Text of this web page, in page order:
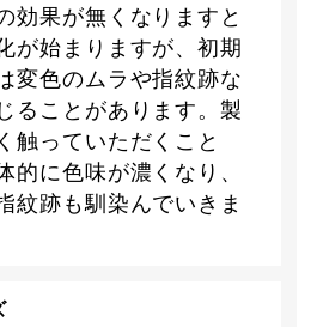
効果が無くなりますと
が始まりますが、初期
変色のムラや指紋跡な
ることがあります。製
触っていただくこと
的に色味が濃くなり、
紋跡も馴染んでいきま